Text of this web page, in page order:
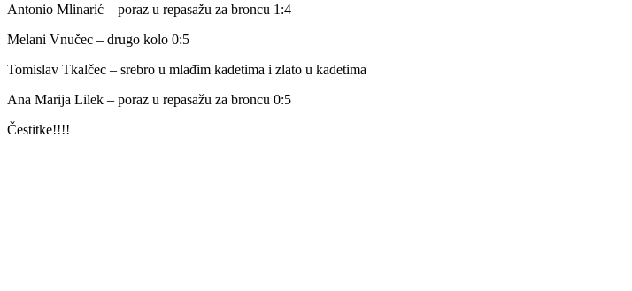
Antonio Mlinarić – poraz u repasažu za broncu 1:4
Melani Vnučec – drugo kolo 0:5
Tomislav Tkalčec – srebro u mlađim kadetima i zlato u kadetima
Ana Marija Lilek – poraz u repasažu za broncu 0:5
Čestitke!!!!